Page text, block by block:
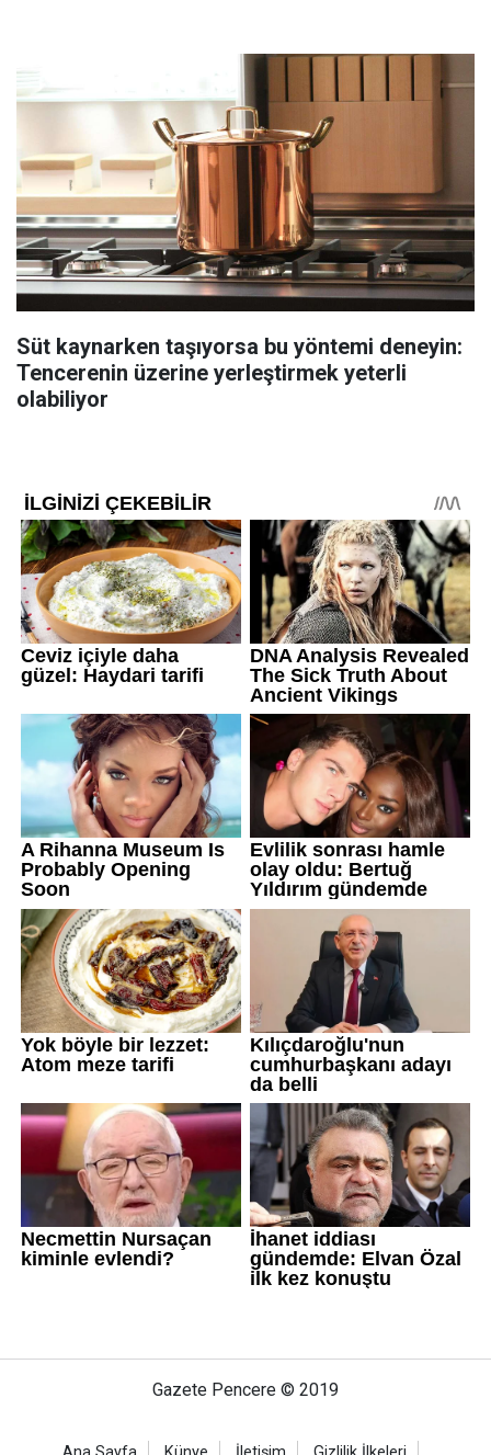
Süt kaynarken taşıyorsa bu yöntemi deneyin:
Tencerenin üzerine yerleştirmek yeterli
olabiliyor
Gazete Pencere © 2019